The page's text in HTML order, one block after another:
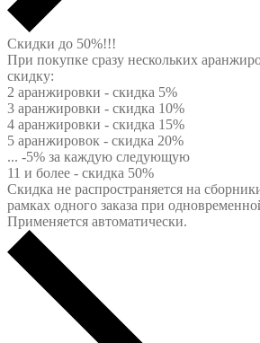
Скидки до 50%!!!
При покупке сразу нескольких
скидку:
2 аранжировки - скидка 5%
3 аранжировки - скидка 10%
4 аранжировки - скидка 15%
5 аранжировок - скидка 20%
... -5% за каждую следующую
11 и более - скидка 50%
Скидка не распространяется на
рамках одного заказа при
Применяется автоматически.